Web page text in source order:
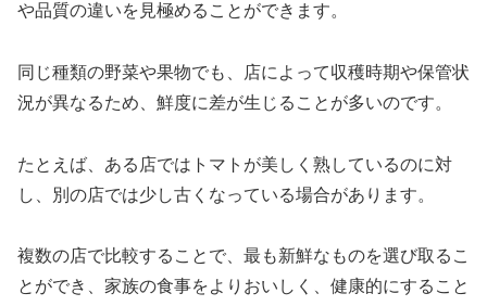
や品質の違いを見極めることができます。
同じ種類の野菜や果物でも、店によって収穫時期や保管状
況が異なるため、鮮度に差が生じることが多いのです。
たとえば、ある店ではトマトが美しく熟しているのに対
し、別の店では少し古くなっている場合があります。
複数の店で比較することで、最も新鮮なものを選び取るこ
とができ、家族の食事をよりおいしく、健康的にすること